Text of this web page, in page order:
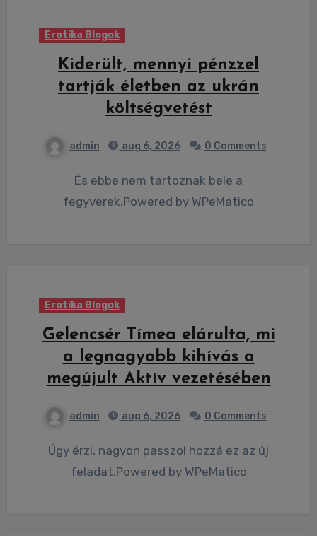
Erotika Blogok
Kiderült, mennyi pénzzel
tartják életben az ukrán
költségvetést
admin aug 6, 2026 0 Comments
És ebbe nem tartoznak bele a
fegyverek.Powered by WPeMatico
Erotika Blogok
Gelencsér Tímea elárulta, mi
a legnagyobb kihívás a
megújult Aktív vezetésében
admin aug 6, 2026 0 Comments
Úgy érzi, nagyon passzol hozzá ez az új
feladat.Powered by WPeMatico